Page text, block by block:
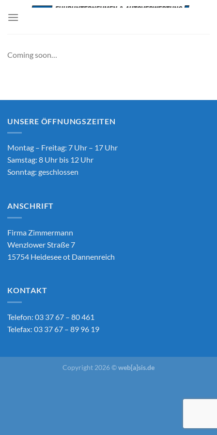
Inhalt
Coming soon…
UNSERE ÖFFNUNGSZEITEN
Montag – Freitag: 7 Uhr – 17 Uhr
Samstag: 8 Uhr bis 12 Uhr
Sonntag: geschlossen
ANSCHRIFT
Firma Zimmermann
Wenzlower Straße 7
15754 Heidesee ot Dannenreich
KONTAKT
Telefon: 03 37 67 – 80 461
Telefax: 03 37 67 – 89 96 19
Copyright 2026 ©web[a]sis.de